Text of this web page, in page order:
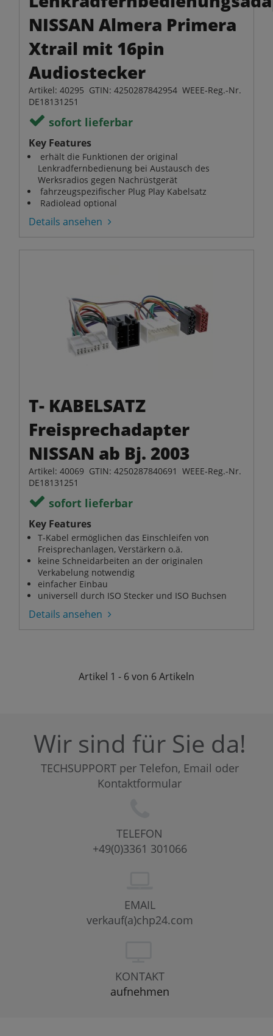
NISSAN Almera Primera
Xtrail mit 16pin
Audiostecker
Artikel: 40295 GTIN: 4250287842954 WEEE-Reg.-Nr.
DE18131251
sofort lieferbar
Key Features
erhält die Funktionen der original
Lenkradfernbedienung bei Austausch des
Werksradios gegen Nachrüstgerät
fahrzeugspezifischer Plug Play Kabelsatz
Radiolead optional
Details ansehen
T- KABELSATZ
Freisprechadapter
NISSAN ab Bj. 2003
Artikel: 40069 GTIN: 4250287840691 WEEE-Reg.-Nr.
DE18131251
sofort lieferbar
Key Features
T-Kabel ermöglichen das Einschleifen von
Freisprechanlagen, Verstärkern o.ä.
keine Schneidarbeiten an der originalen
Verkabelung notwendig
einfacher Einbau
universell durch ISO Stecker und ISO Buchsen
Details ansehen
Artikel 1 - 6 von 6Artikeln
Wir sind für Sie da!
TECHSUPPORT per Telefon, Email oder
Kontaktformular
TELEFON
+49(0)3361 301066
EMAIL
verkauf(a)chp24.com
KONTAKT
aufnehmen